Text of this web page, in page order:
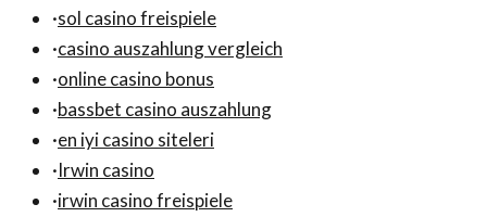
·sol casino freispiele
·casino auszahlung vergleich
·online casino bonus
·bassbet casino auszahlung
·en iyi casino siteleri
·Irwin casino
·irwin casino freispiele